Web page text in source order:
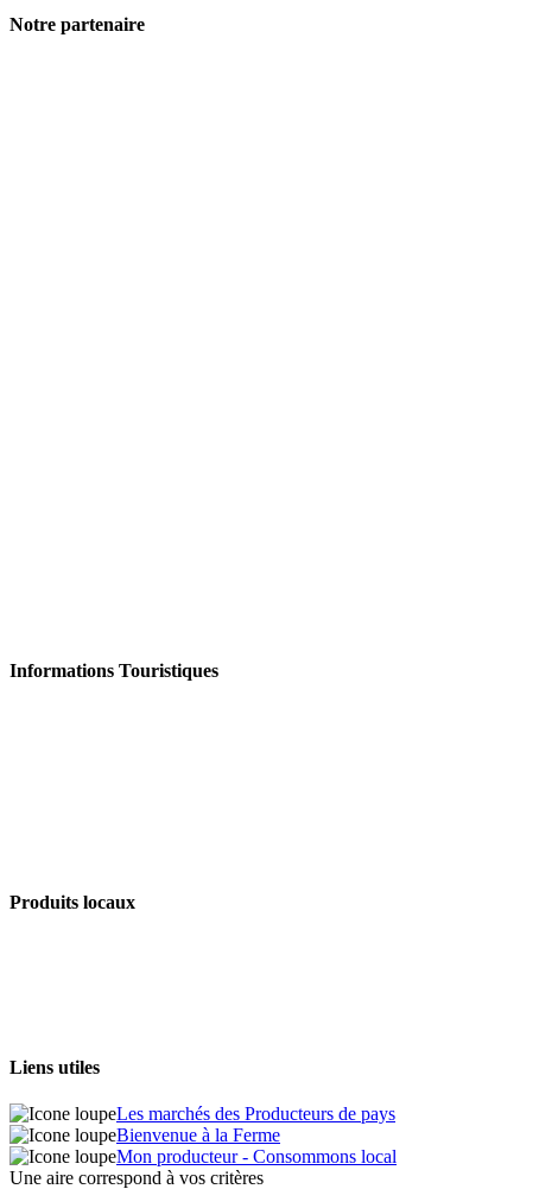
Notre partenaire
Informations Touristiques
Produits locaux
Liens utiles
Les marchés des Producteurs de pays
Bienvenue à la Ferme
Mon producteur - Consommons local
Une aire correspond à vos critères